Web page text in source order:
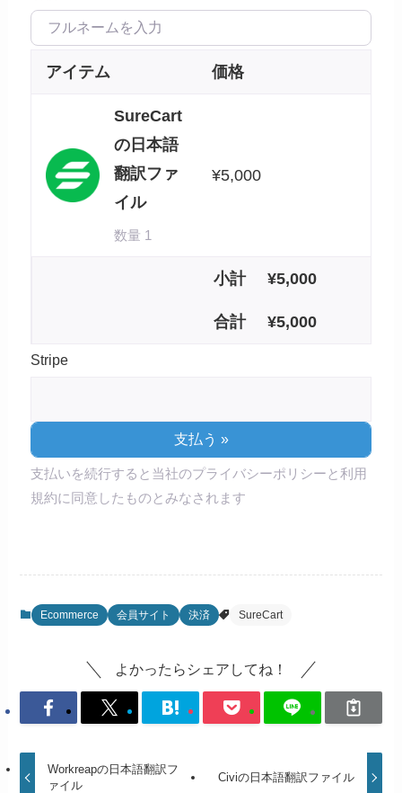
アイテム 価格
SureCart
の日本語
翻訳ファ
イル
数量 1
¥5,000
小計 ¥5,000
合計 ¥5,000
Stripe
支払いを続行すると当社のプライバシーポリシーと利用
規約に同意したものとみなされます
Ecommerce 会員サイト 決済 SureCart
よかったらシェアしてね！
Workreapの日本語翻訳フ
ァイル
Civiの日本語翻訳ファイル